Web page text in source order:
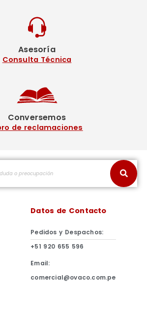
Asesoría
Consulta Técnica
Conversemos
de reclamaciones
Datos de Contacto
Pedidos y Despachos:
+51 920 655 596
Email:
comercial@ovaco.com.pe